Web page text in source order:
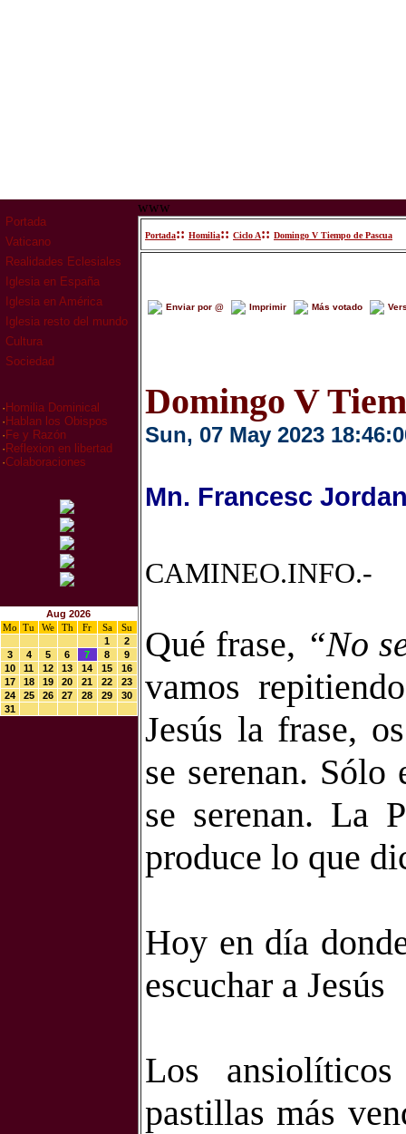
Portada
Vaticano
Realidades Eclesiales
Iglesia en España
Iglesia en América
Iglesia resto del mundo
Cultura
Sociedad
· Homilia Dominical
· Hablan los Obispos
· Fe y Razón
· Reflexion en libertad
·Colaboraciones
Aug 2026
Mo
Tu We Th Fr Sa
Su
1
2
3
4 5 6 7 8
9
10
11 12 13 14 15
16
17
18 19 20 21 22
23
24
25 26 27 28 29
30
31
www
Portada:: Homilia:: Ciclo A:: Domingo V Tiempo de Pascua
Enviar por @ Imprimir Más votado
Domingo V
Sun, 07 May 2023
Mn. Francesc
CAMINEO.INFO.-
Qué frase, “No
vamos
Jesús la frase, o
se serenan. Sólo
se serenan. La
produce lo que
Hoy en día
escuchar a Jesús
Los
pastillas más